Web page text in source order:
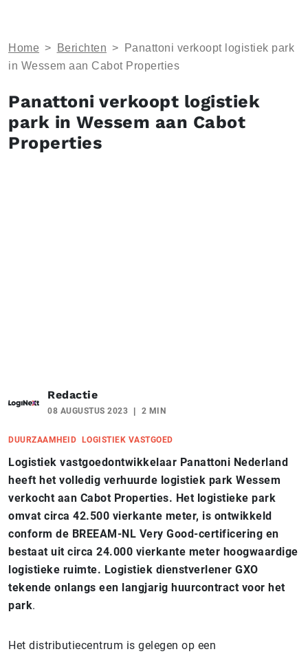
Home > Berichten >
Panattoni verkoopt logistiek park
in Wessem aan Cabot Properties
Panattoni verkoopt logistiek
park in Wessem aan Cabot
Properties
Redactie
08 AUGUSTUS 2023 2 MIN
DUURZAAMHEID LOGISTIEK VASTGOED
Logistiek vastgoedontwikkelaar Panattoni Nederland
heeft het volledig verhuurde logistiek park Wessem
verkocht aan Cabot Properties. Het logistieke park
omvat circa 42.500 vierkante meter, is ontwikkeld
conform de BREEAM-NL Very Good-certificering en
bestaat uit circa 24.000 vierkante meter hoogwaardige
logistieke ruimte. Logistiek dienstverlener GXO
tekende onlangs een langjarig huurcontract voor het
park.
Het distributiecentrum is gelegen op een